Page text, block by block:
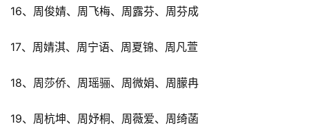
16、周俊婧、周飞梅、周露芬、周芬成
17、周婧淇、周宁语、周夏锦、周凡萱
18、周莎侨、周瑶骊、周微娟、周朦冉
19、周杭坤、周妤桐、周薇爱、周绮菡